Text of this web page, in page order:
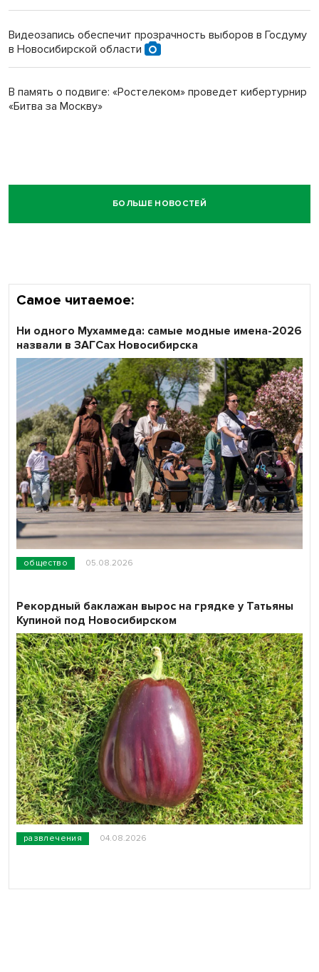
Видеозапись обеспечит прозрачность выборов в Госдуму
в Новосибирской области
В память о подвиге: «Ростелеком» проведет кибертурнир
«Битва за Москву»
БОЛЬШЕ НОВОСТЕЙ
Самое читаемое:
общество 05.08.2026
Ни одного Мухаммеда: самые модные имена-2026
назвали в ЗАГСах Новосибирска
развлечения 04.08.2026
Рекордный баклажан вырос на грядке у Татьяны
Купиной под Новосибирском